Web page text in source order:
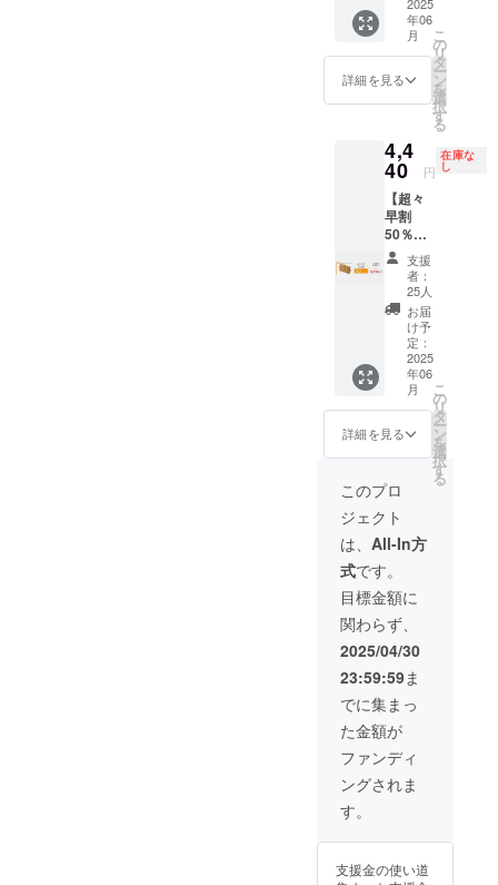
給状
況、製
造工程
上の都
合等に
る場合
があり
ます。
※税・送
料込み
可能性
もござ
いま
す。 ※
デザイ
る可能
性もご
ざいま
す。ご
了承く
ださ
い。 ※
ご注文
状況、
使用部
材の供
給状
況、製
造工程
上の都
合等に
より出
る場合
ます。
※税・送
料込み
総額：
5,920円
→3,552
円
(40%OF
F) ・ス
ティッ
※皆様の
ご支援
により
量産効
率が向
上した
場合、
正規販
売価格
が販売
予定価
格より
下がる
可能性
もござ
いま
す。 ※
様は変
更にな
る可能
性もご
ざいま
す。ご
了承く
ださ
い。 ※
ご注文
状況、
使用部
材の供
給状
況、製
造工程
上の都
合等に
が遅れ
る場合
があり
年06
月
詳細を見る
こ
の
リ
タ
ー
ン
を
選
択
す
る
4,4
40 円
在庫な
し
【超々
早割
50％OF
F】ス
ティッ
ク6本
≪4,440
円もお
得！≫
総額：
8,880円
→4,440
円
(50%OF
F) ・ス
ティッ
ク × 6本
※皆様の
ご支援
により
量産効
率が向
上した
場合、
正規販
売価格
が販売
予定価
格より
下がる
可能性
もござ
いま
す。 ※
様は変
る可能
支援
者：
25人
お届
け予
定：
2025
年06
月
詳細を見る
こ
の
リ
タ
ー
ン
を
選
択
す
る
このプロ
ジェクト
は、 All-In方
式です。
目標金額に
関わらず、
2025/04/30
23:59:59ま
でに集まっ
た金額が
ファンディ
ングされま
す。
支援金の使い道